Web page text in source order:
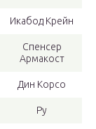
Икабод Крейн
Спенсер
Армакост
Дин Корсо
Ру